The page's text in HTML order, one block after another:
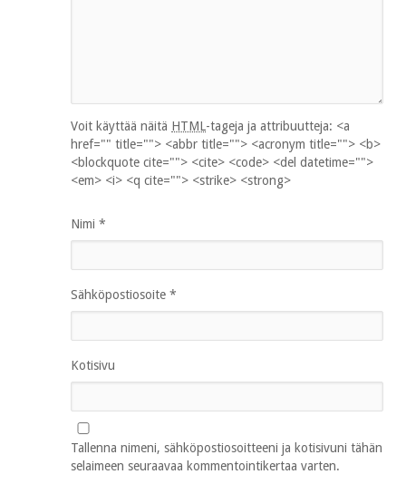
Voit käyttää näitä HTML-tageja ja attribuutteja: <a
href="" title=""> <abbr title=""> <acronym title=""> <b>
<blockquote cite=""> <cite> <code> <del datetime="">
<em> <i> <q cite=""> <strike> <strong>
Nimi *
Sähköpostiosoite *
Kotisivu
Tallenna nimeni, sähköpostiosoitteeni ja kotisivuni tähän
selaimeen seuraavaa kommentointikertaa varten.